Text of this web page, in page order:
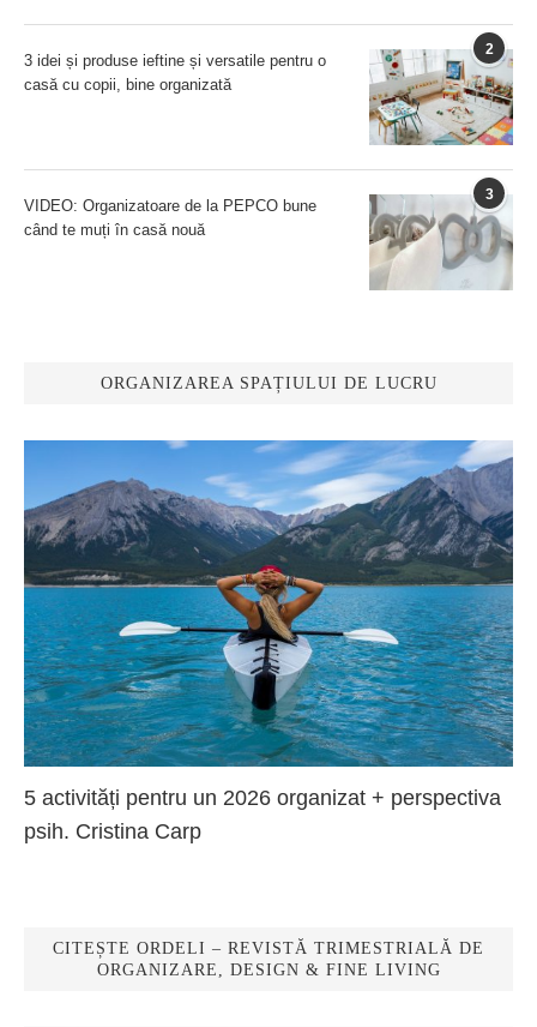
2
3 idei și produse ieftine și versatile pentru o
casă cu copii, bine organizată
3
VIDEO: Organizatoare de la PEPCO bune
când te muți în casă nouă
ORGANIZAREA SPAȚIULUI DE LUCRU
5 activități pentru un 2026 organizat + perspectiva
psih. Cristina Carp
CITEȘTE ORDELI – REVISTĂ TRIMESTRIALĂ DE
ORGANIZARE, DESIGN & FINE LIVING